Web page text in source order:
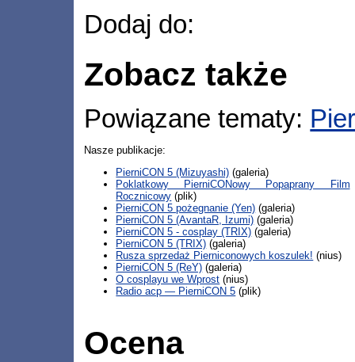
Dodaj do:
Zobacz także
Powiązane tematy:
Nasze publikacje:
PierniCON 5 (Mizuyashi) (galeria)
Poklatkowy PierniCONowy Popaprany Film
Rocznicowy (plik)
PierniCON 5 pożegnanie (Yen) (galeria)
PierniCON 5 (AvantaR, Izumi) (galeria)
PierniCON 5 - cosplay (TRIX) (galeria)
PierniCON 5 (TRIX) (galeria)
Rusza sprzedaż Pierniconowych koszulek! (nius)
PierniCON 5 (ReY) (galeria)
O cosplayu we Wprost (nius)
Radio acp — PierniCON 5 (plik)
Ocena